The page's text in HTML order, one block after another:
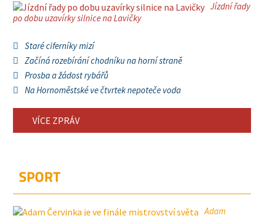
Jízdní řady
po dobu uzavírky silnice na Lavičky
Staré ciferníky mizí
Začíná rozebírání chodníku na horní straně
Prosba a žádost rybářů
Na Hornoměstské ve čtvrtek nepoteče voda
VÍCE ZPRÁV
SPORT
Adam